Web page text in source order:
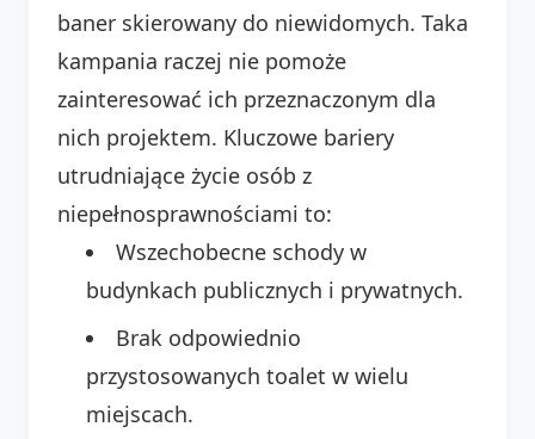
baner skierowany do niewidomych. Taka
kampania raczej nie pomoże
zainteresować ich przeznaczonym dla
nich projektem. Kluczowe bariery
utrudniające życie osób z
niepełnosprawnościami to:
Wszechobecne schody w
budynkach publicznych i prywatnych.
Brak odpowiednio
przystosowanych toalet w wielu
miejscach.